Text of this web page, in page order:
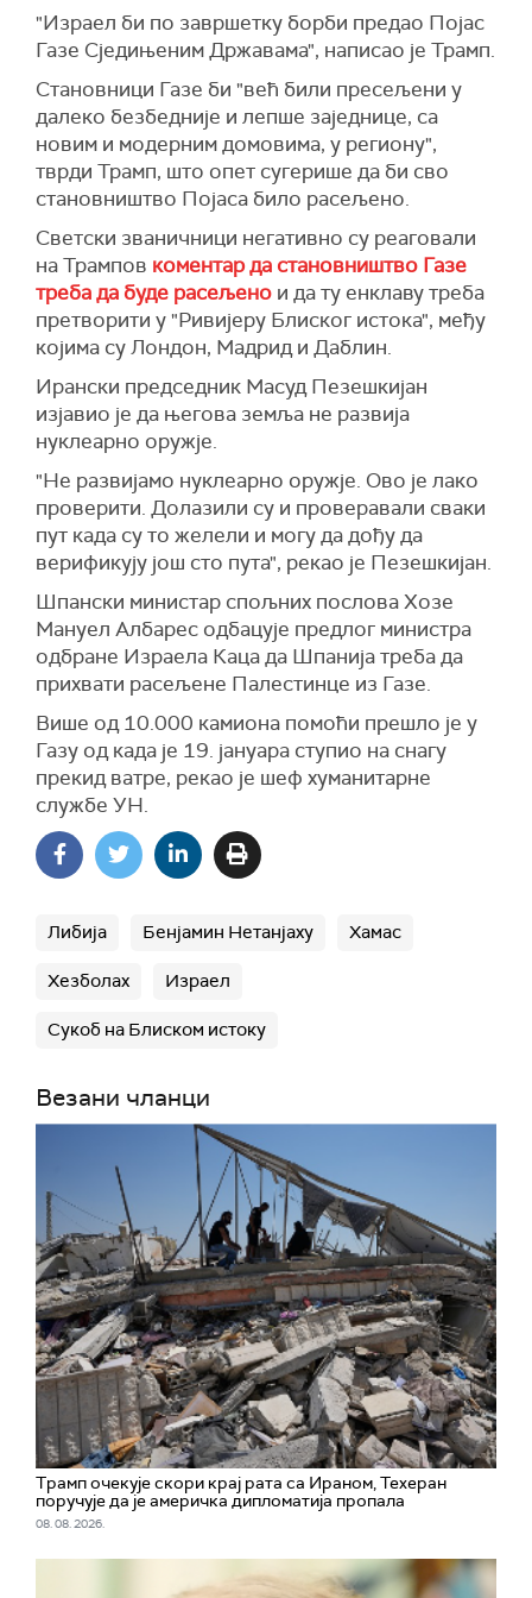
Може кривично гонити злочине које су
други актери на територији држава чланица.
САД нису држава чланица МКС-а.
(Reuters)
раније ове недеље да жели да створи нови
нуклеарни споразум са Техераном и да би рад
на пакту требало да почне одмах.
Трампа је повукао САД из значајног
нуклеарног споразума са Ираном из 2015.
током свог првог мандата у Белој кући, а
напори да се он оживи били су неуспешни.
(Times of Israel)
Хамаса од којих су сви убијени.
У образложењу Трампое одлуке иситче се да
су поступци МКС-а поставили "опасан
преседан“.
Санкције укључују блокирање уласка
званичника МКС-а у САД.
(Times of Israel)
"Израел би по завршетку борби предао Појас
Газе Сједињеним Државама", написао је Трамп.
Становници Газе би "већ били пресељени у
далеко безбедније и лепше заједнице, са
новим и модерним домовима, у региону",
тврди Трамп, што опет сугерише да би сво
становништво Појаса било расељено.
Светски званичници негативно су реаговали
на Трампов коментар да становништво Газе
треба да буде расељено и да ту енклаву треба
претворити у "Ривијеру Блиског истока", међу
којима су Лондон, Мадрид и Даблин.
Ирански председник Масуд Пезешкијан
изјавио је да његова земља не развија
нуклеарно оружје.
"Не развијамо нуклеарно оружје. Ово је лако
проверити. Долазили су и проверавали сваки
пут када су то желели и могу да дођу да
верификују још сто пута", рекао је Пезешкијан.
Шпански министар спољних послова Хозе
Мануел Албарес одбацује предлог министра
одбране Израела Каца да Шпанија треба да
прихвати расељене Палестинце из Газе.
Више од 10.000 камиона помоћи прешло је у
Газу од када је 19. јануара ступио на снагу
прекид ватре, рекао је шеф хуманитарне
службе УН.
Либија Бенјамин Нетанјаху Хамас
Хезболах Израел
Сукоб на Блиском истоку
Везани чланци
Трамп очекује скори крај рата са Ираном, Техеран
поручује да је америчка дипломатија пропала
08. 08. 2026.